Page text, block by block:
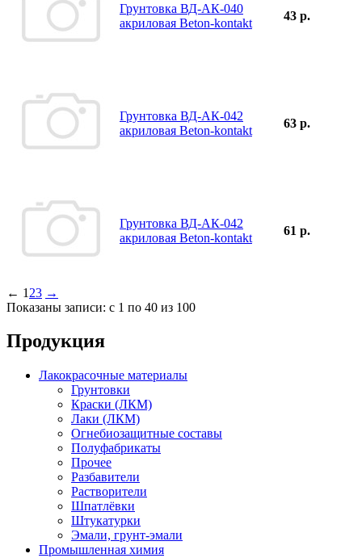
Грунтовка ВД-АК-040
акриловая Beton-kontakt
43 р.
Грунтовка ВД-АК-042
акриловая Beton-kontakt
63 р.
Грунтовка ВД-АК-042
акриловая Beton-kontakt
61 р.
← 1 23 →
Показаны записи: с 1 по 40 из 100
Продукция
Лакокрасочные материалы
Грунтовки
Краски (ЛКМ)
Лаки (ЛКМ)
Огнебиозащитные составы
Полуфабрикаты
Прочее
Разбавители
Растворители
Шпатлёвки
Штукатурки
Эмали, грунт-эмали
Промышленная химия